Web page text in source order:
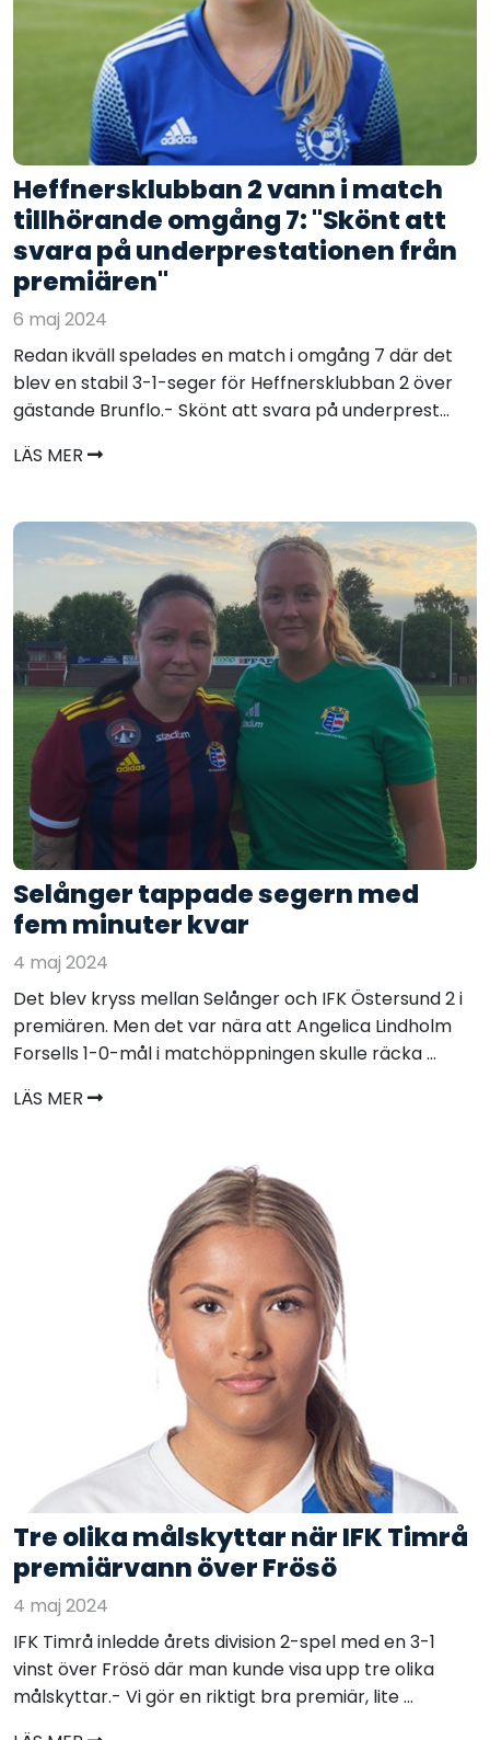
Heffnersklubban 2 vann i match
tillhörande omgång 7: "Skönt att
svara på underprestationen från
premiären"
6 maj 2024
Redan ikväll spelades en match i omgång 7 där det
blev en stabil 3-1-seger för Heffnersklubban 2 över
gästande Brunflo.- Skönt att svara på underprest...
LÄS MER
Selånger tappade segern med
fem minuter kvar
4 maj 2024
Det blev kryss mellan Selånger och IFK Östersund 2 i
premiären. Men det var nära att Angelica Lindholm
Forsells 1-0-mål i matchöppningen skulle räcka ...
LÄS MER
Tre olika målskyttar när IFK Timrå
premiärvann över Frösö
4 maj 2024
IFK Timrå inledde årets division 2-spel med en 3-1
vinst över Frösö där man kunde visa upp tre olika
målskyttar.- Vi gör en riktigt bra premiär, lite ...